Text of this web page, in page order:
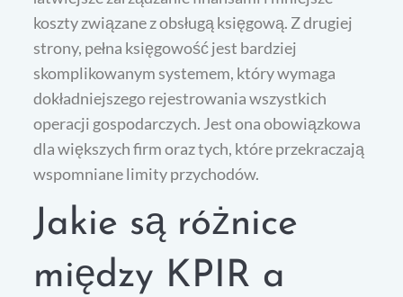
koszty związane z obsługą księgową. Z drugiej
strony, pełna księgowość jest bardziej
skomplikowanym systemem, który wymaga
dokładniejszego rejestrowania wszystkich
operacji gospodarczych. Jest ona obowiązkowa
dla większych firm oraz tych, które przekraczają
wspomniane limity przychodów.
Jakie są różnice
między KPIR a